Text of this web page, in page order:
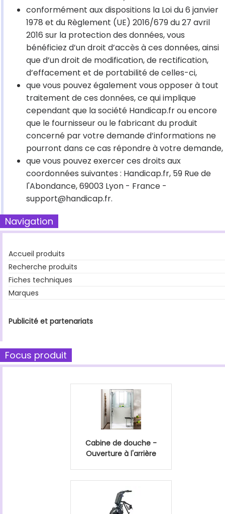
conformément aux dispositions la Loi du 6 janvier
1978 et du Règlement (UE) 2016/679 du 27 avril
2016 sur la protection des données, vous
bénéficiez d’un droit d’accès à ces données, ainsi
que d’un droit de modification, de rectification,
d’effacement et de portabilité de celles-ci,
que vous pouvez également vous opposer à tout
traitement de ces données, ce qui implique
cependant que la société Handicap.fr ou encore
que le fournisseur ou le fabricant du produit
concerné par votre demande d’informations ne
pourront dans ce cas répondre à votre demande,
que vous pouvez exercer ces droits aux
coordonnées suivantes : Handicap.fr, 59 Rue de
l'Abondance, 69003 Lyon - France -
support@handicap.fr.
Navigation
Accueil produits
Recherche produits
Fiches techniques
Marques
Publicité et partenariats
Focus produit
Cabine de douche -
Ouverture à l'arrière